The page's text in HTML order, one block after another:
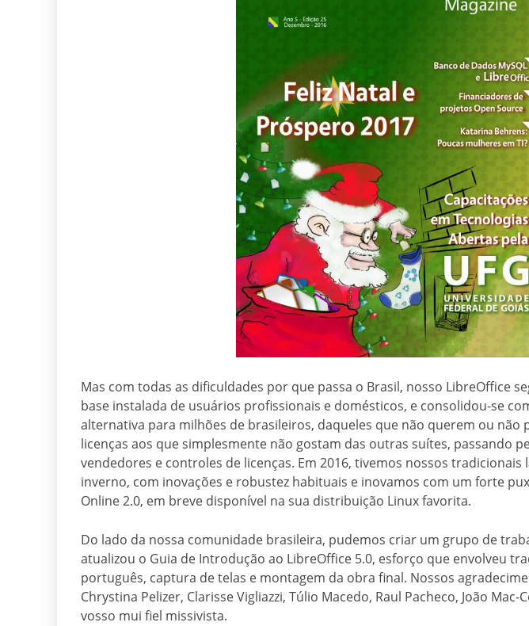
Mas com todas as dificuldades por que passa o Brasil, nosso LibreOffice
base instalada de usuários profissionais e domésticos, e consolidou-se
alternativa para milhões de brasileiros, daqueles que não querem ou não
licenças aos que simplesmente não gostam das outras suítes, passando
vendedores e controles de licenças. Em 2016, tivemos nossos tradicionais
inverno, com inovações e robustez habituais e inovamos com um forte
Online 2.0, em breve disponível na sua distribuição Linux favorita.
Do lado da nossa comunidade brasileira, pudemos criar um grupo de
atualizou o Guia de Introdução ao LibreOffice 5.0, esforço que envolveu
português, captura de telas e montagem da obra final. Nossos
Chrystina Pelizer, Clarisse Vigliazzi, Túlio Macedo, Raul Pacheco, João Mac-
vosso mui fiel missivista.